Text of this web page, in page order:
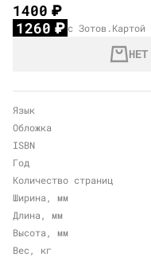
1400₽
1260₽ с Зотов.Картой
Язык
Обложка
ISBN
Год
Количество страниц
Ширина, мм
Длина, мм
Высота, мм
Вес, кг